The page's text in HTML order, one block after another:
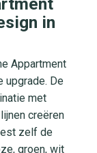
in
Appartment
upgrade. De
met
creëren
zelf de
groen, wit